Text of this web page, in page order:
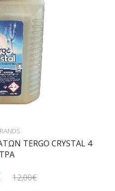
TERGO CRYSTAL 4
12,00€